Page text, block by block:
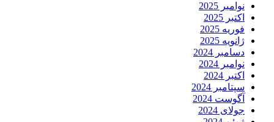
نوامبر 2025
اکتبر 2025
فوریه 2025
ژانویه 2025
دسامبر 2024
نوامبر 2024
اکتبر 2024
سپتامبر 2024
آگوست 2024
جولای 2024